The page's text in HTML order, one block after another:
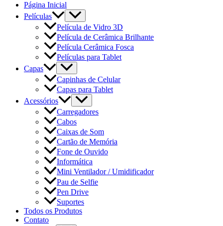
Página Inicial
Películas
Película de Vidro 3D
Película de Cerâmica Brilhante
Película Cerâmica Fosca
Películas para Tablet
Capas
Capinhas de Celular
Capas para Tablet
Acessórios
Carregadores
Cabos
Caixas de Som
Cartão de Memória
Fone de Ouvido
Informática
Mini Ventilador / Umidificador
Pau de Selfie
Pen Drive
Suportes
Todos os Produtos
Contato